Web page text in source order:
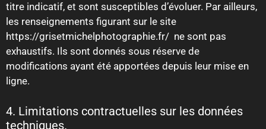
titre indicatif, et sont susceptibles d’évoluer. Par ailleurs,
les renseignements figurant sur le site
https://grisetmichelphotographie.fr/ ne sont pas
exhaustifs. Ils sont donnés sous réserve de
modifications ayant été apportées depuis leur mise en
ligne.
4. Limitations contractuelles sur les données
techniques.